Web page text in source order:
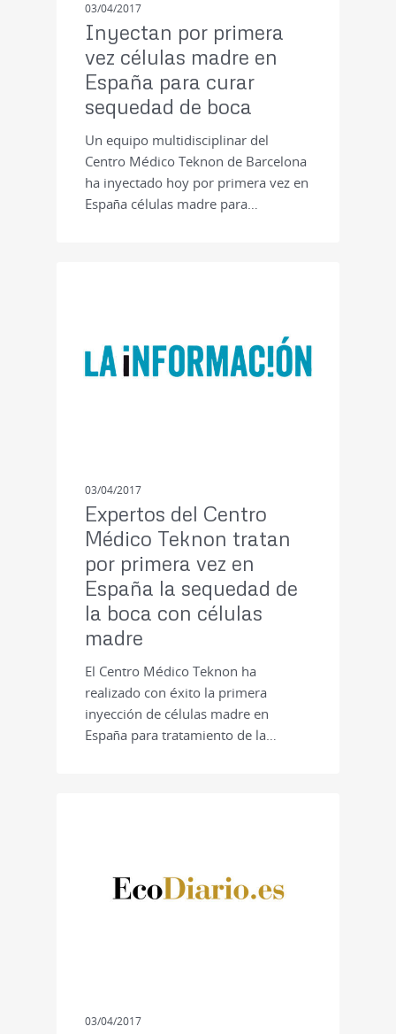
03/04/2017
Inyectan por primera
vez células madre en
España para curar
sequedad de boca
Un equipo multidisciplinar del
Centro Médico Teknon de Barcelona
ha inyectado hoy por primera vez en
España células madre para…
03/04/2017
Expertos del Centro
Médico Teknon tratan
por primera vez en
España la sequedad de
la boca con células
madre
El Centro Médico Teknon ha
realizado con éxito la primera
inyección de células madre en
España para tratamiento de la…
03/04/2017